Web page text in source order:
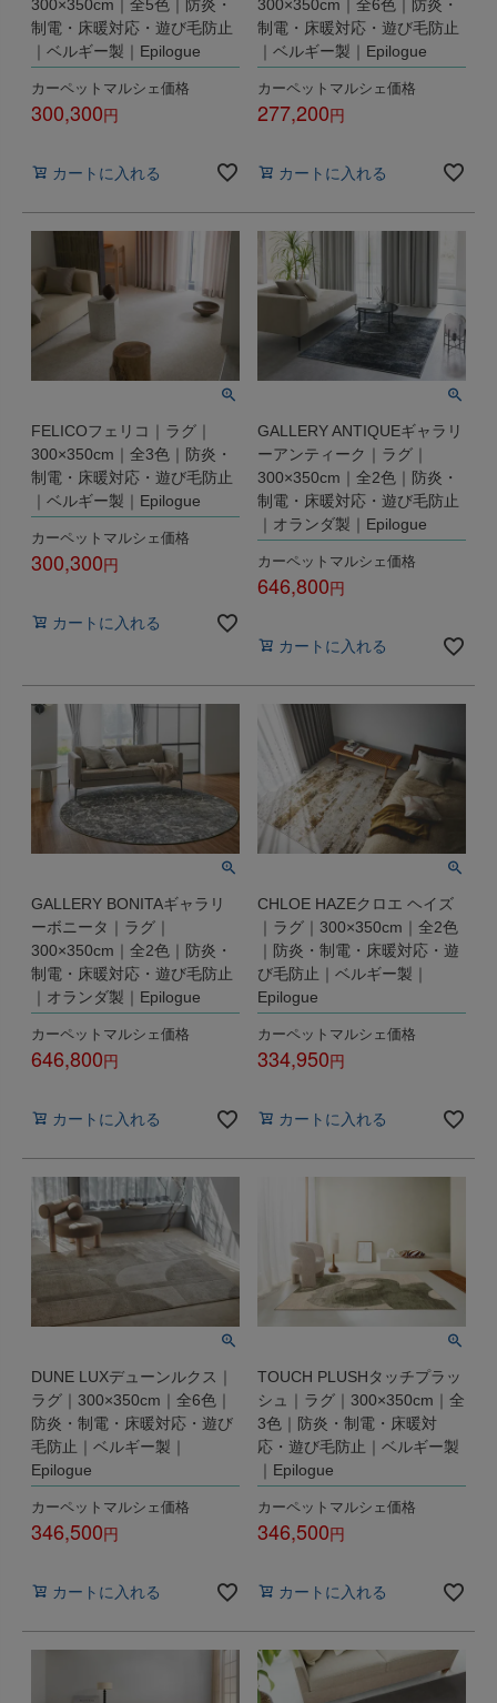
300×350cm｜全5色｜防炎・
制電・床暖対応・遊び毛防止
｜ベルギー製｜Epilogue
カーペットマルシェ価格
300,300
カートに入れる
300×350cm｜全6色｜防炎・
制電・床暖対応・遊び毛防止
｜ベルギー製｜Epilogue
カーペットマルシェ価格
277,200
カートに入れる
FELICOフェリコ｜ラグ｜
300×350cm｜全3色｜防炎・
制電・床暖対応・遊び毛防止
｜ベルギー製｜Epilogue
カーペットマルシェ価格
300,300
カートに入れる
GALLERY ANTIQUEギャラリ
ーアンティーク｜ラグ｜
300×350cm｜全2色｜防炎・
制電・床暖対応・遊び毛防止
｜オランダ製｜Epilogue
カーペットマルシェ価格
646,800
カートに入れる
GALLERY BONITAギャラリ
ーボニータ｜ラグ｜
300×350cm｜全2色｜防炎・
制電・床暖対応・遊び毛防止
｜オランダ製｜Epilogue
カーペットマルシェ価格
646,800
カートに入れる
CHLOE HAZEクロエ ヘイズ
｜ラグ｜300×350cm｜全2色
｜防炎・制電・床暖対応・遊
び毛防止｜ベルギー製｜
Epilogue
カーペットマルシェ価格
334,950
カートに入れる
DUNE LUXデューンルクス｜
ラグ｜300×350cm｜全6色｜
防炎・制電・床暖対応・遊び
毛防止｜ベルギー製｜
Epilogue
カーペットマルシェ価格
346,500
カートに入れる
TOUCH PLUSHタッチプラッ
シュ｜ラグ｜300×350cm｜全
3色｜防炎・制電・床暖対
応・遊び毛防止｜ベルギー製
｜Epilogue
カーペットマルシェ価格
346,500
カートに入れる